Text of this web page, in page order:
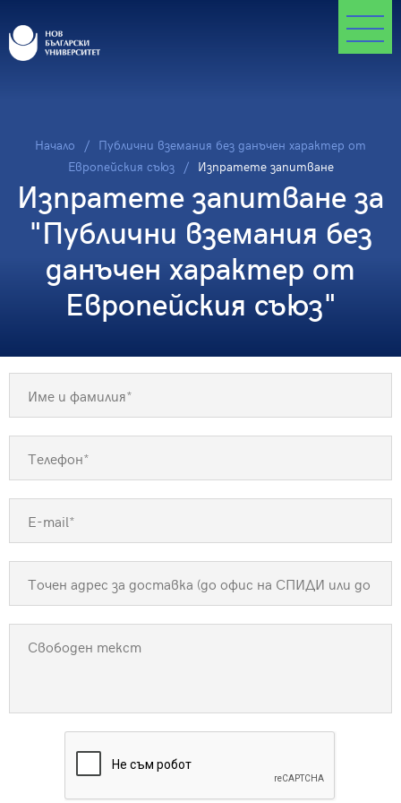
Начало
Публични вземания без данъчен характер от
Европейския съюз
Изпратете запитване
Изпратете запитване за
"Публични вземания без
данъчен характер от
Европейския съюз"